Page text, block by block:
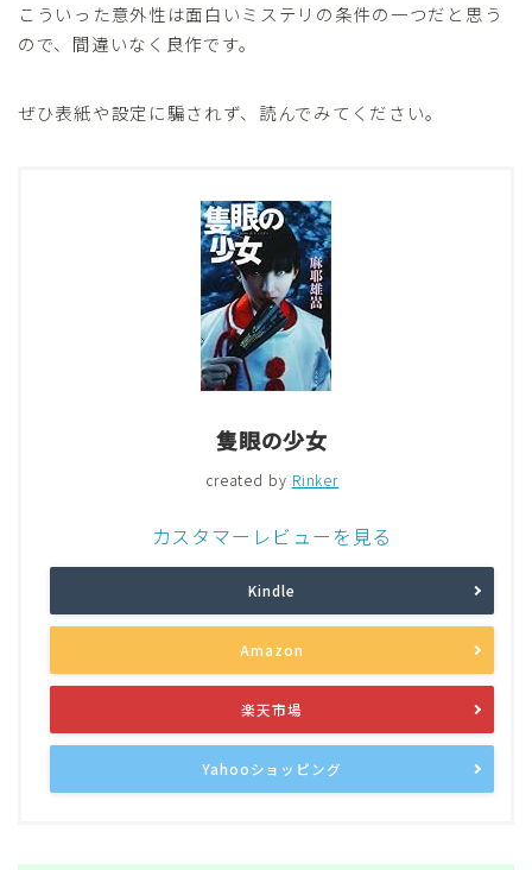
こういった意外性は面白いミステリの条件の一つだと思う
ので、間違いなく良作です。
ぜひ表紙や設定に騙されず、読んでみてください。
隻眼の少女
created by Rinker
カスタマーレビューを見る
Kindle
Amazon
楽天市場
Yahooショッピング